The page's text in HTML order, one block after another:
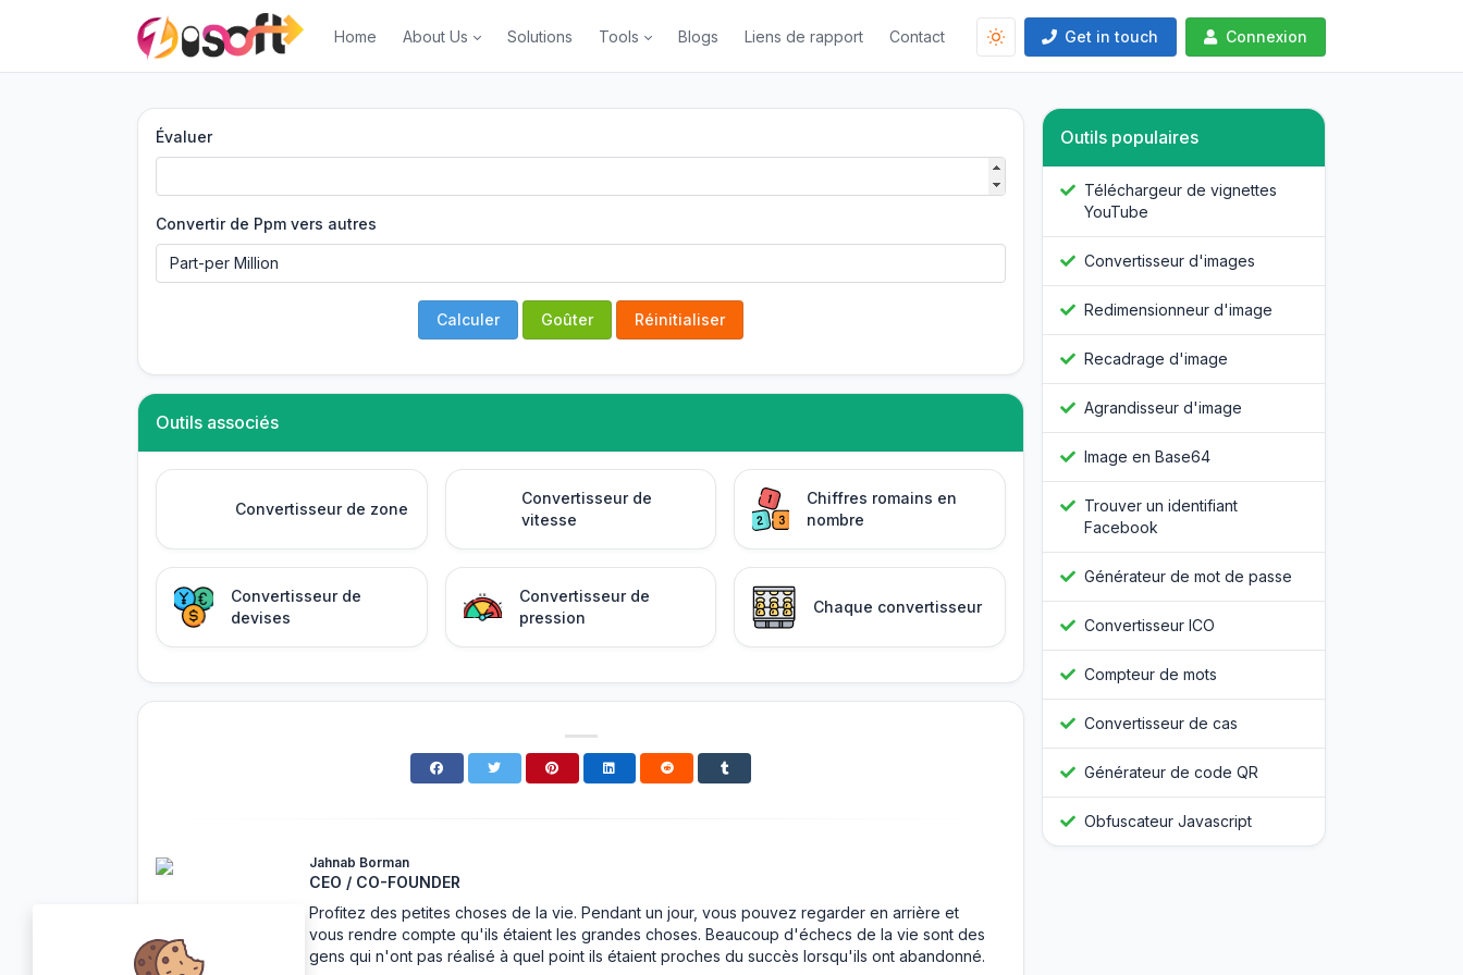
Get in touch Connexion
Home About Us Solutions Tools Blogs Liens de rapport Contact
Évaluer
Convertir de Ppm vers autres
Calculer Goûter Réinitialiser
Outils associés
Convertisseur de zone
Convertisseur de
vitesse
Chiffres romains en
nombre
Convertisseur de
devises
Convertisseur de
pression
Chaque convertisseur
Jahnab Borman
CEO / CO-FOUNDER
Profitez des petites choses de la vie. Pendant un jour, vous pouvez regarder en arrière et
vous rendre compte qu'ils étaient les grandes choses. Beaucoup d'échecs de la vie sont des
gens qui n'ont pas réalisé à quel point ils étaient proches du succès lorsqu'ils ont abandonné.
Outils populaires
Téléchargeur de vignettes
YouTube
Convertisseur d'images
Redimensionneur d'image
Recadrage d'image
Agrandisseur d'image
Image en Base64
Trouver un identifiant
Facebook
Générateur de mot de passe
Convertisseur ICO
Compteur de mots
Convertisseur de cas
Générateur de code QR
Obfuscateur Javascript